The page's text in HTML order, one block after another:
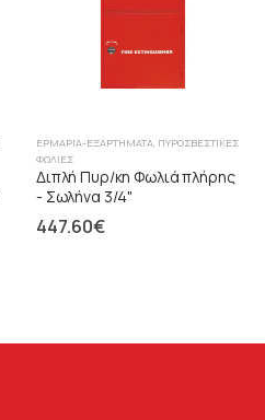
ΕΡΜΆΡΙΑ-ΕΞΑΡΤΉΜΑΤΑ ΠΥΡΟΣΒΕΣΤΙΚΈΣ
ΦΩΛΙΈΣ
Διπλή Πυρ/κη Φωλιά πλήρης
- Σωλήνα 3/4"
447.60€